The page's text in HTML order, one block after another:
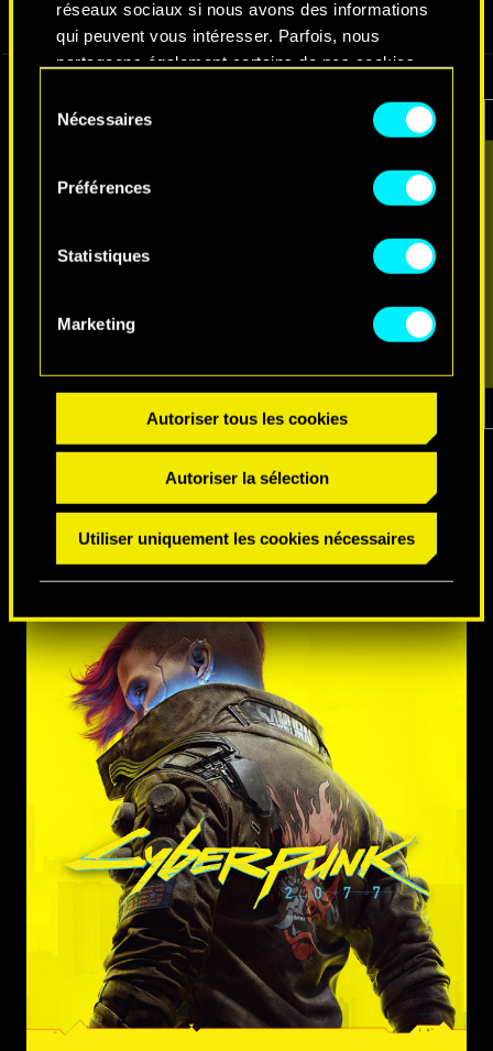
réseaux sociaux si nous avons des informations
qui peuvent vous intéresser. Parfois, nous
partageons également certains de nos cookies
optionnels ne seront appliqués qu'avec votre
Vous pouvez consulter tous les détails sur notre
préférences dans le menu "Paramètres" ci-
Nécessaires
Préférences
Statistiques
Marketing
Autoriser tous les cookies
Autoriser la sélection
Utiliser uniquement les cookies nécessaires
VIDÉOS CAPTURES D'ÉCRAN
1sur7